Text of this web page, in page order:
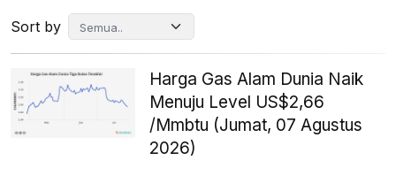
Sort by
Harga Gas Alam Dunia Naik
Menuju Level US$2,66
/Mmbtu (Jumat, 07 Agustus
2026)